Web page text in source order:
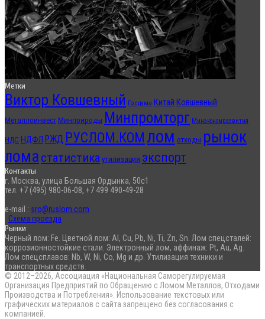
Метки
Виктор Ковшевный Госдума Китай Ковшевный
Металлоинвест Минприроды Минпромторг Минэкономразвития
НДС НДФЛ РЖД РУСЛОМ.КОМ лом отходы рынок
лома статистика утилизация экспорт
Контакты
г. Москва, улица Большая Ордынка, 50с1
тел. +7 (495) 980-06-08, +7 499 490-49-28
e-mail : sro@ruslom.com
Схема проезда
Рынки
Черный лом: Fe. Цветной лом: Al, Cu, Pb, Ni, Ti, Zn, Sn. Лом спецсталей:
коррозионностойкие стали. Электронный лом, аффинаж: Pt, Au, Ag.
Лом спецсплавов: Nb, W, Ni, Co, Mg и др. Утилизация техники и
транспортных средств.
© 2012–2026, Ассоциация «Национальная Саморегулируемая
Организация Предприятий по Обращению с Ломом Металлов, Отходами
Производства и Потребления». Использование текстовых или
графических материалов с сайта запрещено без согласования с
компанией.